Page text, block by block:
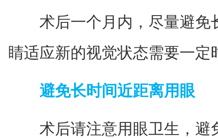
术后一个月内，尽量避免
睛适应新的视觉状态需要一定
避免长时间近距离用眼
术后请注意用眼卫生，避